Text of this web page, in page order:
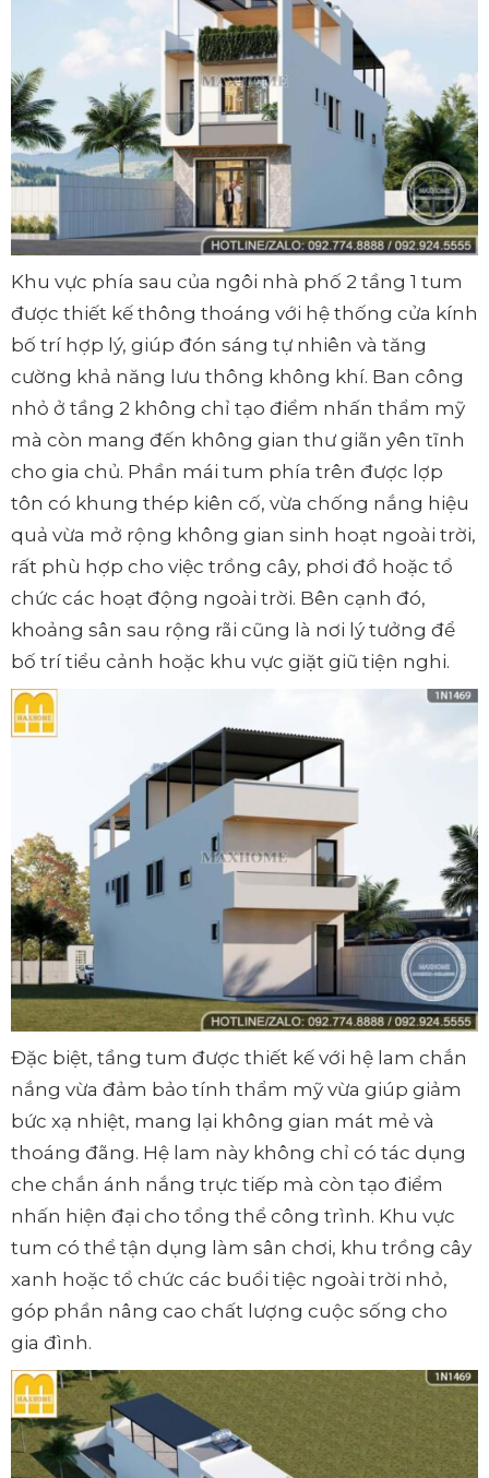
Khu vực phía sau của ngôi nhà phố 2 tầng 1 tum
được thiết kế thông thoáng với hệ thống cửa kính
bố trí hợp lý, giúp đón sáng tự nhiên và tăng
cường khả năng lưu thông không khí. Ban công
nhỏ ở tầng 2 không chỉ tạo điểm nhấn thẩm mỹ
mà còn mang đến không gian thư giãn yên tĩnh
cho gia chủ. Phần mái tum phía trên được lợp
tôn có khung thép kiên cố, vừa chống nắng hiệu
quả vừa mở rộng không gian sinh hoạt ngoài trời,
rất phù hợp cho việc trồng cây, phơi đồ hoặc tổ
chức các hoạt động ngoài trời. Bên cạnh đó,
khoảng sân sau rộng rãi cũng là nơi lý tưởng để
bố trí tiểu cảnh hoặc khu vực giặt giũ tiện nghi.
Đặc biệt, tầng tum được thiết kế với hệ lam chắn
nắng vừa đảm bảo tính thẩm mỹ vừa giúp giảm
bức xạ nhiệt, mang lại không gian mát mẻ và
thoáng đãng. Hệ lam này không chỉ có tác dụng
che chắn ánh nắng trực tiếp mà còn tạo điểm
nhấn hiện đại cho tổng thể công trình. Khu vực
tum có thể tận dụng làm sân chơi, khu trồng cây
xanh hoặc tổ chức các buổi tiệc ngoài trời nhỏ,
góp phần nâng cao chất lượng cuộc sống cho
gia đình.